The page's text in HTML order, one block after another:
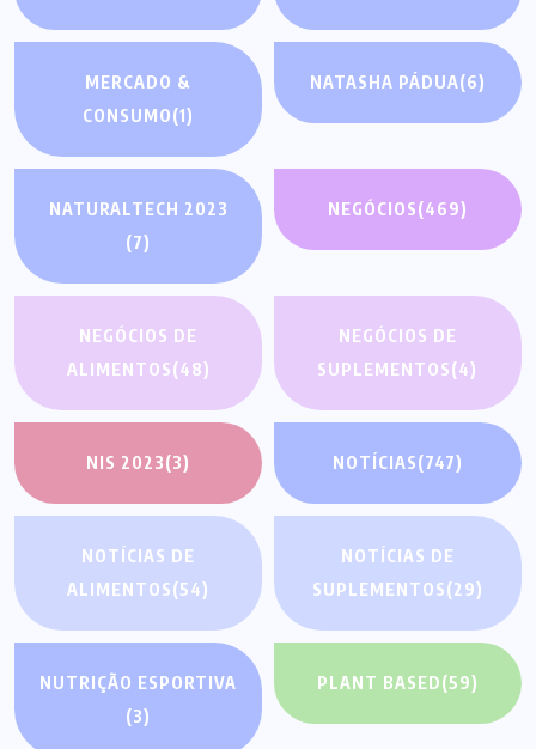
MERCADO &
CONSUMO(1)
NATASHA PÁDUA(6)
NATURALTECH 2023
(7)
NEGÓCIOS(469)
NEGÓCIOS DE
ALIMENTOS(48)
NEGÓCIOS DE
SUPLEMENTOS(4)
NIS 2023(3) NOTÍCIAS(747)
NOTÍCIAS DE
ALIMENTOS(54)
NOTÍCIAS DE
SUPLEMENTOS(29)
NUTRIÇÃO ESPORTIVA
(3)
PLANT BASED(59)